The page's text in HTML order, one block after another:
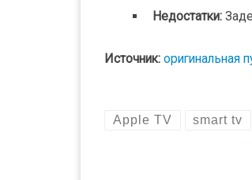
Недостатки:
Источник: оригинальная
Apple TV smart tv